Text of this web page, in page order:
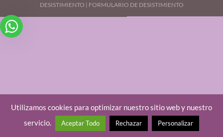
DESISTIMIENTO | FORMULARIO DE DESISTIMIENTO
Utilizamos cookies para optimizar nuestro sitio web y nuestro
servicio.
Aceptar Todo Rechazar Personalizar